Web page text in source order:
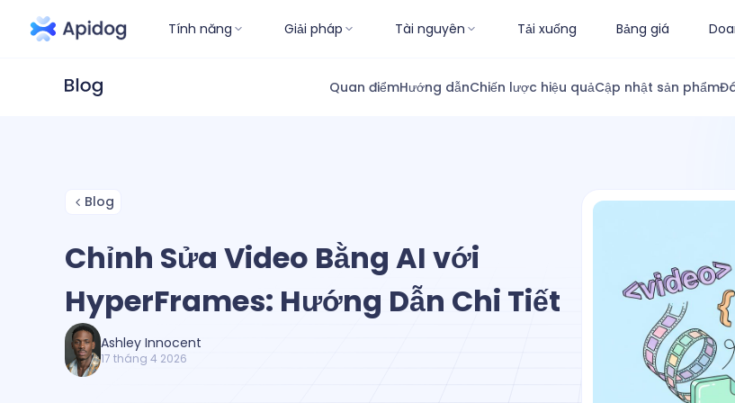
Tính năng Giải pháp Tài nguyên Tải xuống Bảng giá
Quan điểmHướng dẫnChiến lược hiệu quảCập nhật sản phẩm
Blog
Chỉnh Sửa Video Bằng AI với
HyperFrames: Hướng Dẫn Chi Tiết
Ashley Innocent
17 tháng 4 2026